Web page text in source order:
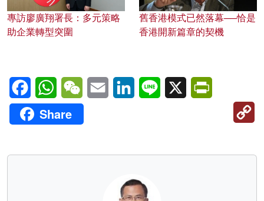
專訪廖廣翔署長：多元策略
助企業轉型突圍
舊香港模式已然落幕──恰是
香港開新篇章的契機
FacebookWhatsAppWeChatEmail LinkedInLine X
Share